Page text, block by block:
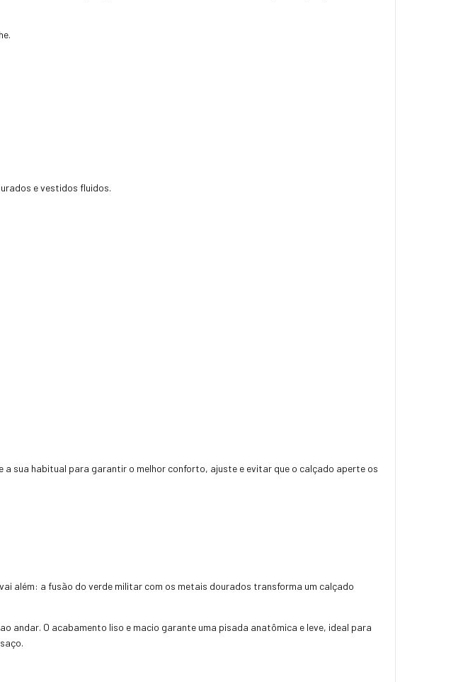
e vestidos fluidos.
a sua habitual para garantir o melhor conforto, ajuste e evitar que o calçado aperte os
além: a fusão do verde militar com os metais dourados transforma um calçado
andar. O acabamento liso e macio garante uma pisada anatômica e leve, ideal para